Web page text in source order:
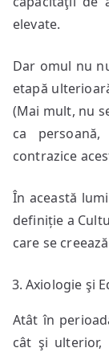
elevate.
Dar omul nu
etapă
(Mai mult, nu
ca
contrazice
În această
definiție a
care se
Axiologie şi
Atât în
cât şi ulterior,